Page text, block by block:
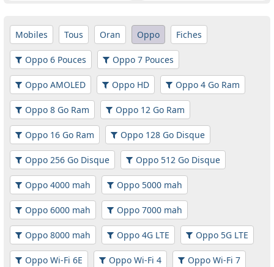
Mobiles Tous Oran Oppo Fiches
Oppo 6 Pouces Oppo 7 Pouces
Oppo AMOLED Oppo HD Oppo 4 Go Ram
Oppo 8 Go Ram Oppo 12 Go Ram
Oppo 16 Go Ram Oppo 128 Go Disque
Oppo 256 Go Disque Oppo 512 Go Disque
Oppo 4000 mah Oppo 5000 mah
Oppo 6000 mah Oppo 7000 mah
Oppo 8000 mah Oppo 4G LTE Oppo 5G LTE
Oppo Wi-Fi 6E Oppo Wi-Fi 4 Oppo Wi-Fi 7